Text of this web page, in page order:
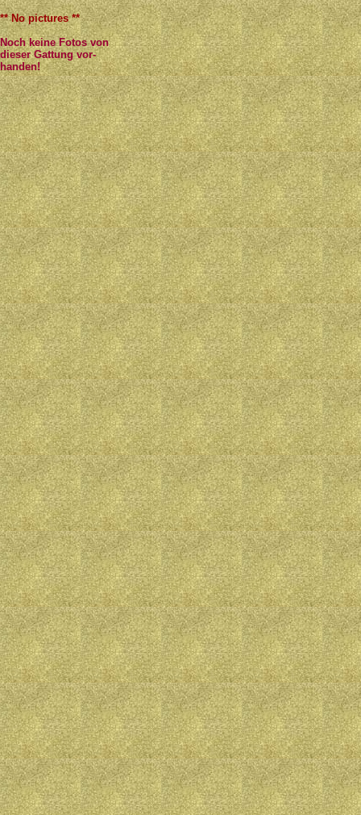
** No pictures **
Noch keine Fotos von
dieser Gattung vor-
handen!